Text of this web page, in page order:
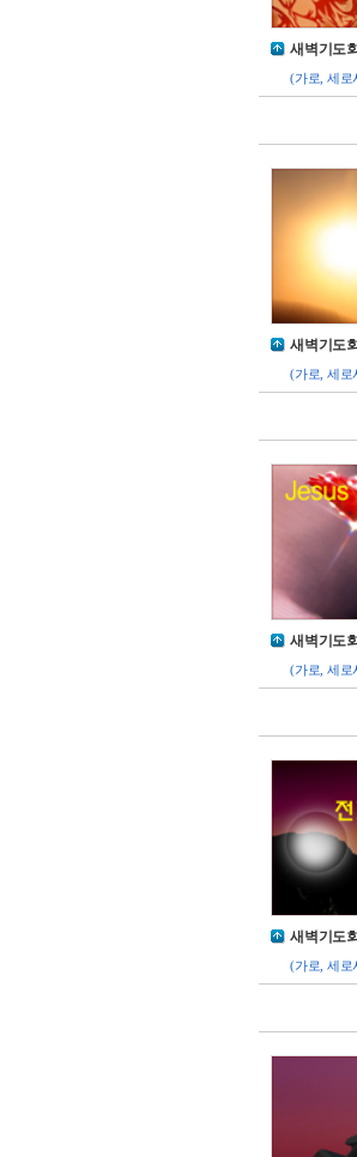
새벽기도
(가로, 세로
새벽기도
(가로, 세로
새벽기도
(가로, 세로
새벽기도
(가로, 세로